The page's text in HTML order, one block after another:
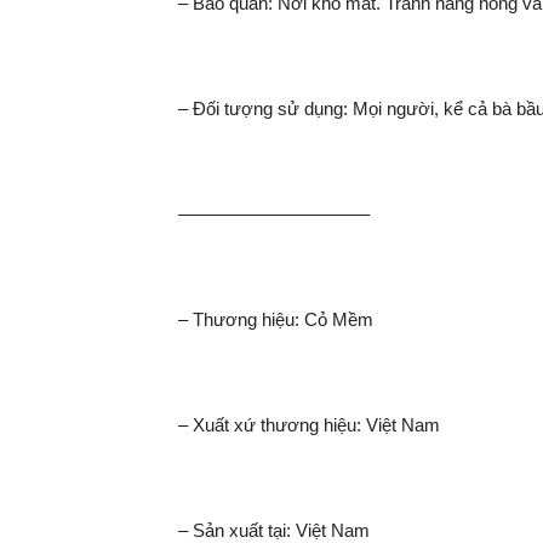
– Đối tượng sử dụng: Mọi người, kể cả bà
——————————–
– Thương hiệu: Cỏ Mềm
– Xuất xứ thương hiệu: Việt Nam
– Sản xuất tại: Việt Nam